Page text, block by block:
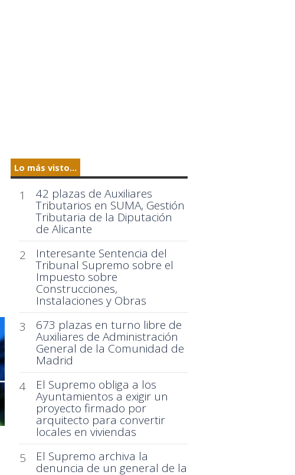
Lo más visto...
1 42 plazas de Auxiliares
Tributarios en SUMA, Gestión
Tributaria de la Diputación
de Alicante
2
Interesante Sentencia del
Tribunal Supremo sobre el
Impuesto sobre
Construcciones,
Instalaciones y Obras
3
673 plazas en turno libre de
Auxiliares de Administración
General de la Comunidad de
Madrid
4
El Supremo obliga a los
Ayuntamientos a exigir un
proyecto firmado por
arquitecto para convertir
locales en viviendas
5
El Supremo archiva la
denuncia de un general de la